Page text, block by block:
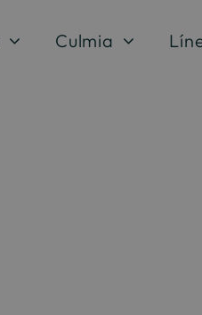
Culmia